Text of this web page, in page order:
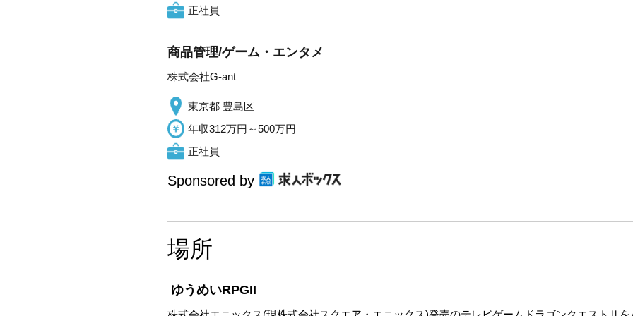
正社員
商品管理/ゲーム・エンタメ
株式会社G-ant
東京都 豊島区
年収312万円～500万円
正社員
Sponsored by
場所
ゆうめいRPGII